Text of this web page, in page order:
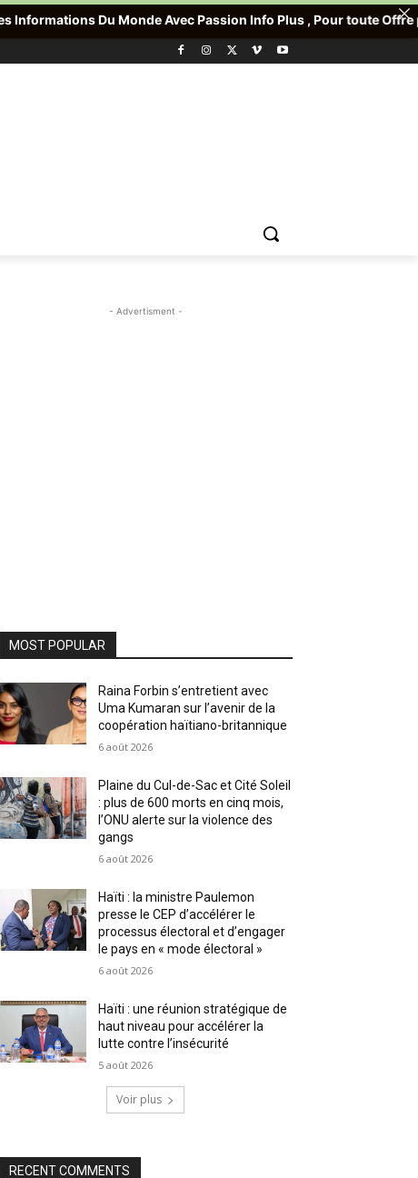
- Advertisment -
MOST POPULAR
Raina Forbin s’entretient avec
Uma Kumaran sur l’avenir de la
coopération haïtiano-britannique
6 août 2026
Plaine du Cul-de-Sac et Cité Soleil
: plus de 600 morts en cinq mois,
l’ONU alerte sur la violence des
gangs
6 août 2026
Haïti : la ministre Paulemon
presse le CEP d’accélérer le
processus électoral et d’engager
le pays en « mode électoral »
6 août 2026
Haïti : une réunion stratégique de
haut niveau pour accélérer la
lutte contre l’insécurité
5 août 2026
Voir plus
RECENT COMMENTS
Avec Passion Info Plus , Pour toute Offre promotionnelle